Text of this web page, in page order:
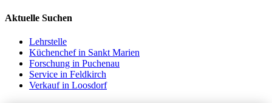
Aktuelle Suchen
Lehrstelle
Küchenchef in Sankt Marien
Forschung in Puchenau
Service in Feldkirch
Verkauf in Loosdorf